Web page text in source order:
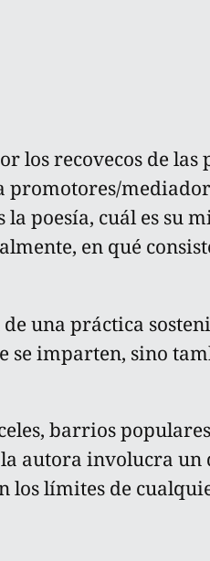
los recovecos de las
promotores/
la poesía, cuál es su
en qué
una práctica
se imparten, sino
barrios
autora involucra un
los límites de